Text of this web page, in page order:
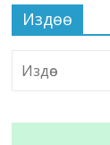
Издөө